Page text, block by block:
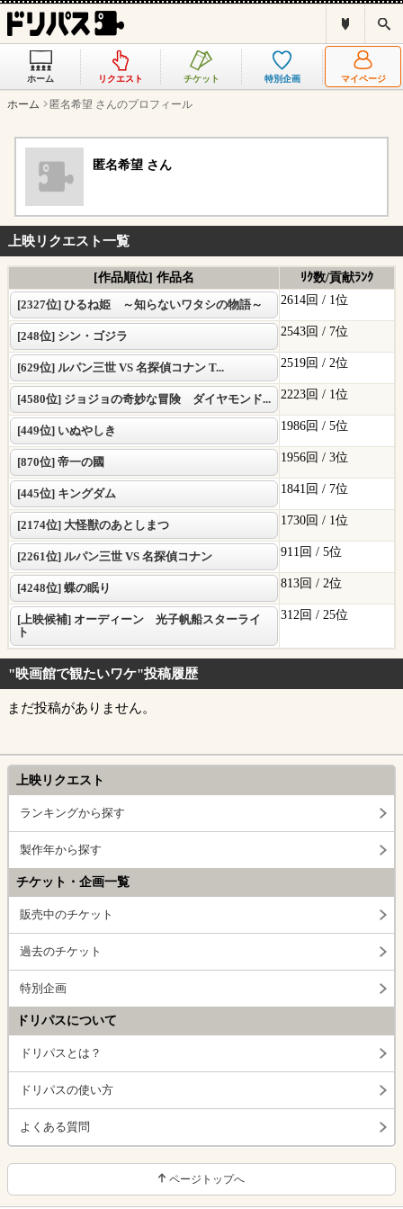
リ
ス
と
索
ホーム リクエスト チケット 特別企画 マイページ
ホーム 匿名希望 さんのプロフィール
匿名希望 さん
上映リクエスト一覧
[作品順位] 作品名
ﾘｸ数/貢献ﾗﾝｸ
[2327位] ひるね姫 ～知らないワタシの物語～
2614回 / 1位
[248位] シン・ゴジラ 2543回 / 7位
[629位] ルパン三世 VS 名探偵コナン T... 2519回 / 2位
[4580位] ジョジョの奇妙な冒険 ダイヤモンド... 2223回 / 1位
[449位] いぬやしき 1986回 / 5位
[870位] 帝一の國 1956回 / 3位
[445位] キングダム 1841回 / 7位
[2174位] 大怪獣のあとしまつ 1730回 / 1位
[2261位] ルパン三世 VS 名探偵コナン 911回 / 5位
[4248位] 蝶の眠り 813回 / 2位
[上映候補] オーディーン 光子帆船スターライ
ト
312回 / 25位
"映画館で観たいワケ"投稿履歴
まだ投稿がありません。
上映リクエスト
ランキングから探す
製作年から探す
チケット・企画一覧
販売中のチケット
過去のチケット
特別企画
ドリパスについて
ドリパスとは？
ドリパスの使い方
よくある質問
ページトップへ